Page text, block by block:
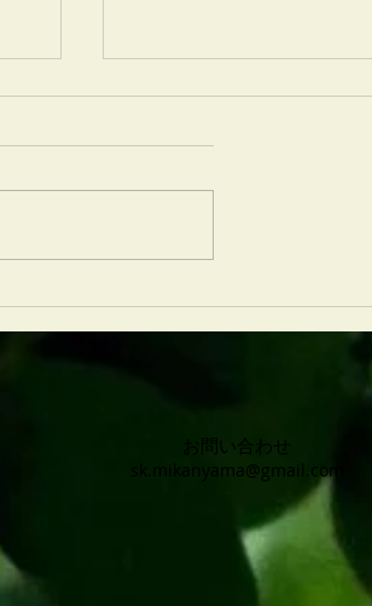
売のお知らせ
お問い合わせ
sk.mikanyama@gmail.com